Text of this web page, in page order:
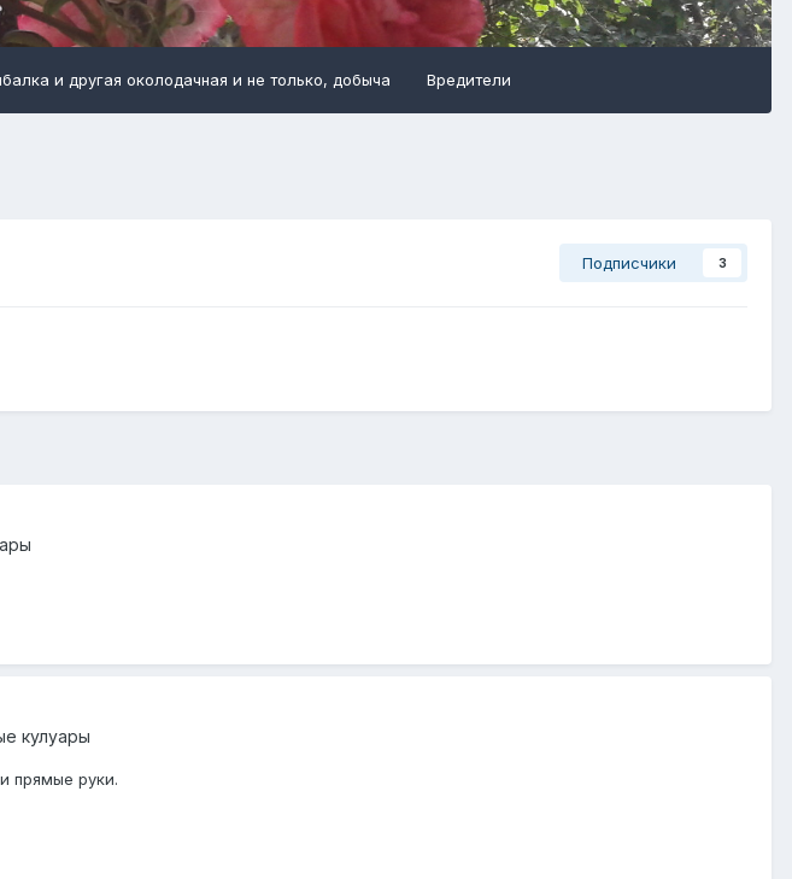
и другая околодачная и не только, добыча Вредители
Подписчики 3
кулуары
прямые руки.